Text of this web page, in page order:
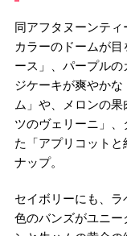
同アフタヌーンテ
カラーのドームが
ース」、パープル
ジケーキが爽やか
ム」や、メロンの
ツのヴェリーニ」
た「アプリコット
ナップ。
セイボリーにも、
色のバンズがユニ